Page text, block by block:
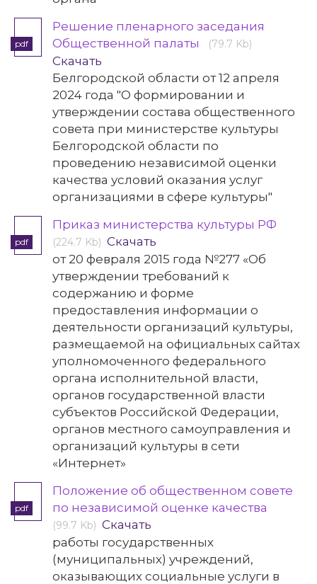
pdf
Решение пленарного заседания
Общественной палаты
(79.7 Kb)
Скачать
Белгородской области от 12 апреля
2024 года "О формировании и
утверждении состава общественного
совета при министерстве культуры
Белгородской области по
проведению независимой оценки
качества условий оказания услуг
организациями в сфере культуры"
pdf
Приказ министерства культуры РФ
(224.7 Kb) Скачать
от 20 февраля 2015 года №277 «Об
утверждении требований к
содержанию и форме
предоставления информации о
деятельности организаций культуры,
размещаемой на официальных сайтах
уполномоченного федерального
органа исполнительной власти,
органов государственной власти
субъектов Российской Федерации,
органов местного самоуправления и
организаций культуры в сети
«Интернет»
pdf
Положение об общественном совете
по независимой оценке качества
(99.7 Kb) Скачать
работы государственных
(муниципальных) учреждений,
оказывающих социальные услуги в